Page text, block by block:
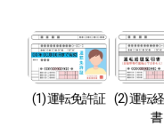
(1) 運転免許証
(2) 運転
書